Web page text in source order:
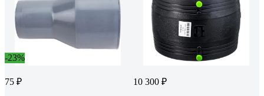
-23%
75 ₽ 10 300 ₽